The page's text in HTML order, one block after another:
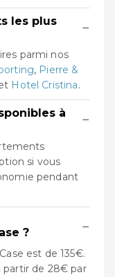
les plus
−
parmi nos
, Pierre &
Hotel Cristina.
à
−
si vous
pendant
?
−
est de 135€.
partir de 28€ par